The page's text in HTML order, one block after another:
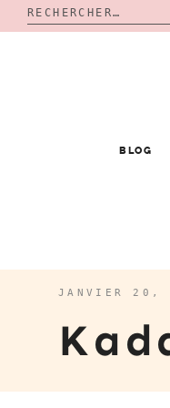
Rechercher :
BLOG
JANVIER 20,